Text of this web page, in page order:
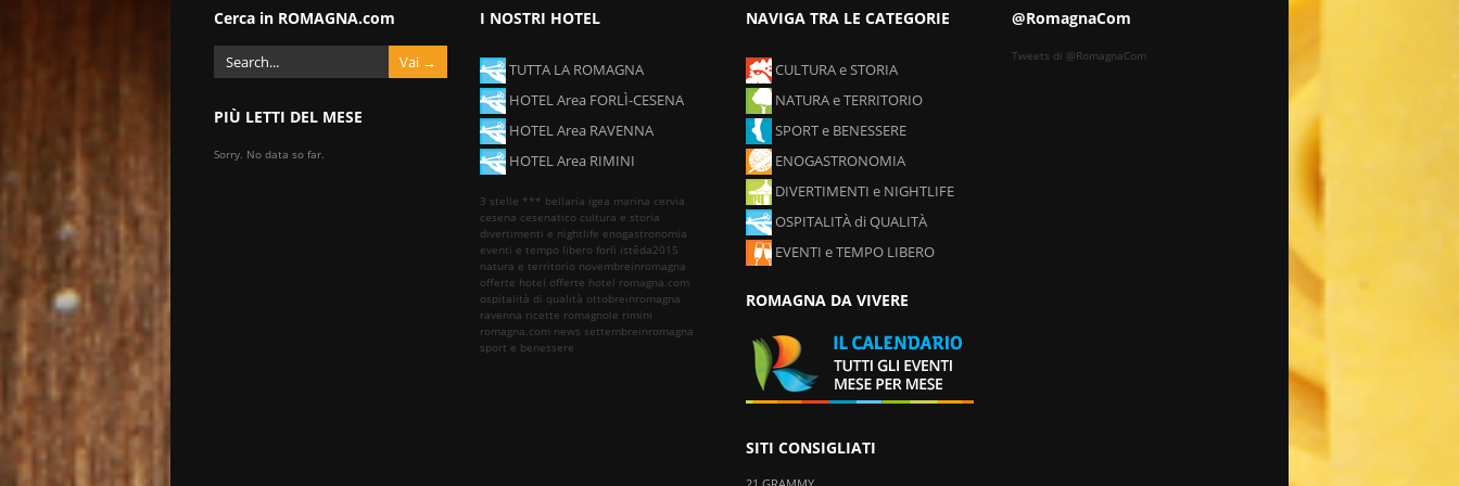
Cerca in ROMAGNA.com
PIÙ LETTI DEL MESE
Sorry. No data so far.
I NOSTRI HOTEL
TUTTA LA ROMAGNA
HOTEL Area FORLÌ-CESENA
HOTEL Area RAVENNA
HOTEL Area RIMINI
3 stelle *** bellaria igea marina cervia
cesena cesenatico cultura e storia
divertimenti e nightlife enogastronomia
eventi e tempo libero forlì istêda2015
natura e territorio novembreinromagna
offerte hotel offerte hotel romagna.com
ospitalità di qualità ottobreinromagna
ravenna ricette romagnole rimini
romagna.com news settembreinromagna
sport e benessere
NAVIGA TRA LE CATEGORIE
CULTURA e STORIA
NATURA e TERRITORIO
SPORT e BENESSERE
ENOGASTRONOMIA
DIVERTIMENTI e NIGHTLIFE
OSPITALITÀ di QUALITÀ
EVENTI e TEMPO LIBERO
ROMAGNA DA VIVERE
SITI CONSIGLIATI
@RomagnaCom
Tweets di @RomagnaCom